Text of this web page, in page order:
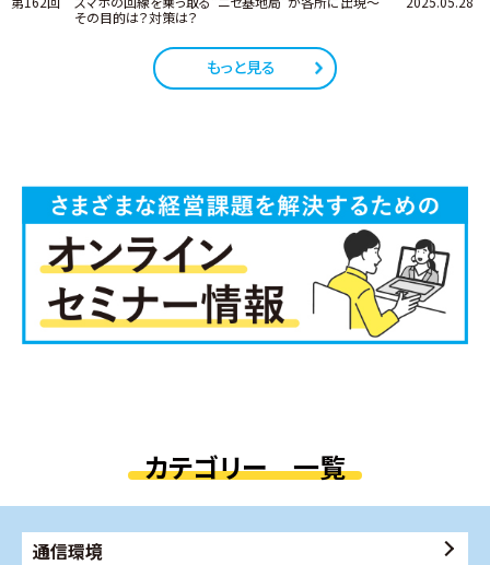
その目的は？対策は？
もっと見る
カテゴリー 一覧
通信環境